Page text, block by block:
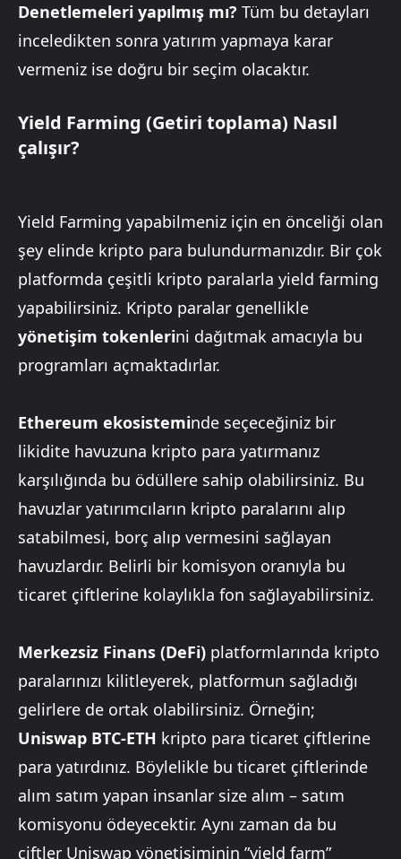
Denetlemeleri yapılmış mı? Tüm bu detayları
inceledikten sonra yatırım yapmaya karar
vermeniz ise doğru bir seçim olacaktır.
Yield Farming (Getiri toplama) Nasıl
çalışır?
Yield Farming yapabilmeniz için en önceliği olan
şey elinde kripto para bulundurmanızdır. Bir çok
platformda çeşitli kripto paralarla yield farming
yapabilirsiniz. Kripto paralar genellikle
yönetişim tokenlerini dağıtmak amacıyla bu
programları açmaktadırlar.
Ethereum ekosisteminde seçeceğiniz bir
likidite havuzuna kripto para yatırmanız
karşılığında bu ödüllere sahip olabilirsiniz. Bu
havuzlar yatırımcıların kripto paralarını alıp
satabilmesi, borç alıp vermesini sağlayan
havuzlardır. Belirli bir komisyon oranıyla bu
ticaret çiftlerine kolaylıkla fon sağlayabilirsiniz.
Merkezsiz Finans (DeFi) platformlarında kripto
paralarınızı kilitleyerek, platformun sağladığı
gelirlere de ortak olabilirsiniz. Örneğin;
Uniswap BTC-ETH kripto para ticaret çiftlerine
para yatırdınız. Böylelikle bu ticaret çiftlerinde
alım satım yapan insanlar size alım – satım
komisyonu ödeyecektir. Aynı zaman da bu
çiftler Uniswap yönetişiminin ”yield farm”